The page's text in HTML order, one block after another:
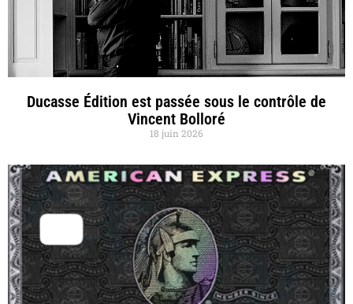
Ducasse Édition est passée sous le contrôle de
Vincent Bolloré
18 juin 2026